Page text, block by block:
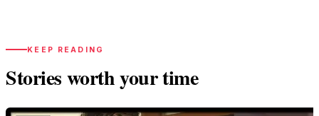
KEEP READING
Stories worth your time